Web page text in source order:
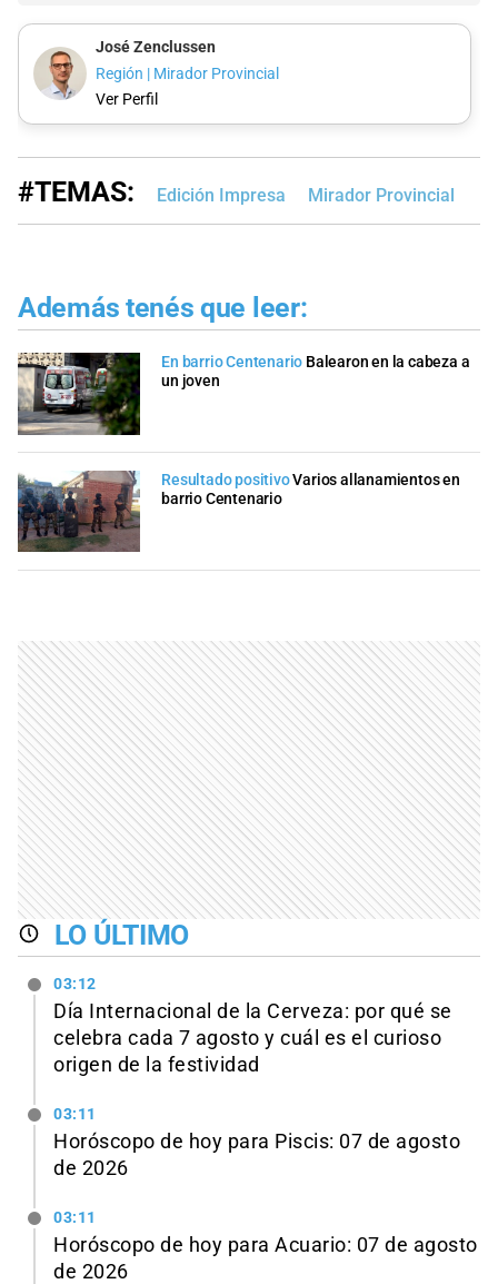
José Zenclussen
Región | Mirador Provincial
Ver Perfil
#TEMAS: Edición Impresa Mirador Provincial
Además tenés que leer:
En barrio Centenario Balearon en la cabeza a
un joven
Resultado positivoVarios allanamientos en
barrio Centenario
LO ÚLTIMO
03:12
Día Internacional de la Cerveza: por qué se
celebra cada 7 agosto y cuál es el curioso
origen de la festividad
03:11
Horóscopo de hoy para Piscis: 07 de agosto
de 2026
03:11
Horóscopo de hoy para Acuario: 07 de agosto
de 2026